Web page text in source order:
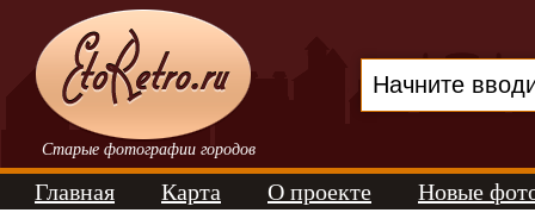
Старые фотографии городов
Главная Карта О проекте Новые